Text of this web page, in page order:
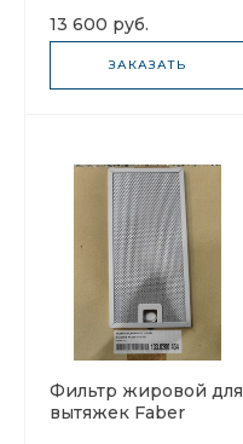
13 600 руб.
ЗАКАЗАТЬ
Фильтр жировой для
вытяжек Faber